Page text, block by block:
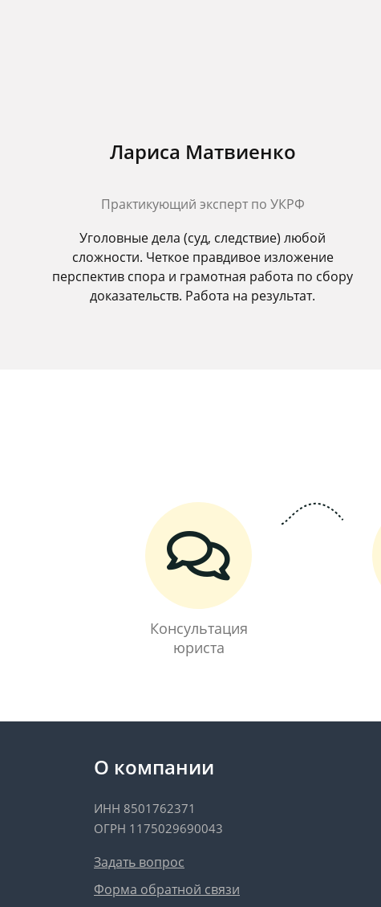
Лариса Матвиенко
Практикующий эксперт по УКРФ
Уголовные дела (суд, следствие) любой
сложности. Четкое правдивое изложение
перспектив спора и грамотная работа по сбору
доказательств. Работа на результат.
Консультация
юриста
О компании
ИНН 8501762371
ОГРН 1175029690043
Задать вопрос
Форма обратной связи